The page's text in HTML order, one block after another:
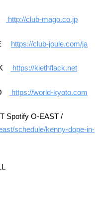
http://club-mago.co.jp
https://club-joule.com/ja
https://kiethflack.net
https://world-kyoto.com
Spotify O-EAST /
schedule/kenny-dope-in-